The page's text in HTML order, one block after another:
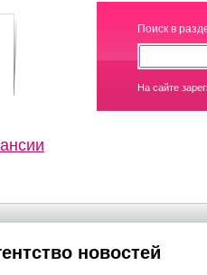
Поиск в
На сайте
новостей